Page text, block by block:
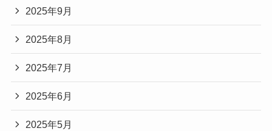
2025年9月
2025年8月
2025年7月
2025年6月
2025年5月